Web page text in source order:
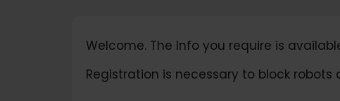
Welcome. The Info you require is
Registration is necessary to block